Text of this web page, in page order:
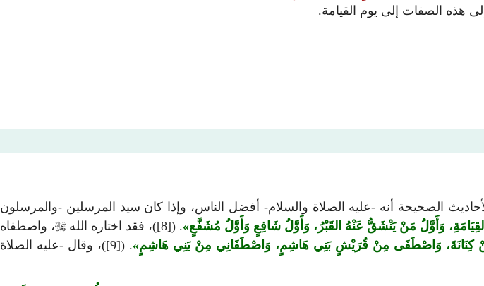
الصحيحة أنه -عليه الصلاة والسلام- أفضل الناس، وإذا كان سيد المرسلين -والمرسلون
القِيَامَةِ، وَأَوَّلُ مَنْ يَنْشَقُّ عَنْهُ القَبْرُ، وَأَوَّلُ شَافِعٍ وَأَوَّلُ مُشَفَّعٍ . ([8])، فقد اختاره الله ، واصطفاه
كِنَانَةَ، وَاصْطَفَى مِنْ قُرَيْشٍ بَنِي هَاشِمٍ، وَاصْطَفَانِي مِنْ بَنِي هَاشِمٍ
. ([9])، وقال -عليه الصلاة